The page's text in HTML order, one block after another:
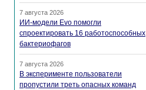
7 августа 2026
ИИ-модели Evo помогли
спроектировать 16 работоспособных
бактериофагов
7 августа 2026
В эксперименте пользователи
пропустили треть опасных команд